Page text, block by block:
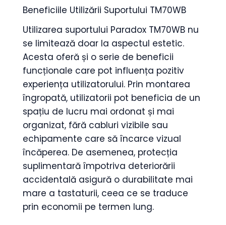
Beneficiile Utilizării Suportului TM70WB
Utilizarea suportului Paradox TM70WB nu
se limitează doar la aspectul estetic.
Acesta oferă și o serie de beneficii
funcționale care pot influența pozitiv
experiența utilizatorului. Prin montarea
îngropată, utilizatorii pot beneficia de un
spațiu de lucru mai ordonat și mai
organizat, fără cabluri vizibile sau
echipamente care să încarce vizual
încăperea. De asemenea, protecția
suplimentară împotriva deteriorării
accidentală asigură o durabilitate mai
mare a tastaturii, ceea ce se traduce
prin economii pe termen lung.